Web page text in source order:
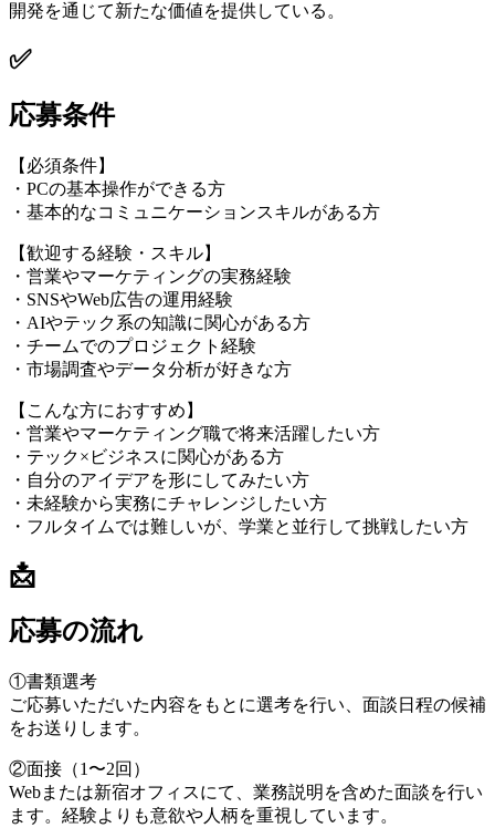
開発を通じて新たな価値を提供している。
✅
応募条件
【必須条件】
・PCの基本操作ができる方
・基本的なコミュニケーションスキルがある方
【歓迎する経験・スキル】
・営業やマーケティングの実務経験
・SNSやWeb広告の運用経験
・AIやテック系の知識に関心がある方
・チームでのプロジェクト経験
・市場調査やデータ分析が好きな方
【こんな方におすすめ】
・営業やマーケティング職で将来活躍したい方
・テック×ビジネスに関心がある方
・自分のアイデアを形にしてみたい方
・未経験から実務にチャレンジしたい方
・フルタイムでは難しいが、学業と並行して挑戦したい方
📩
応募の流れ
①書類選考
ご応募いただいた内容をもとに選考を行い、面談日程の候補
をお送りします。
②面接（1〜2回）
Webまたは新宿オフィスにて、業務説明を含めた面談を行い
ます。経験よりも意欲や人柄を重視しています。